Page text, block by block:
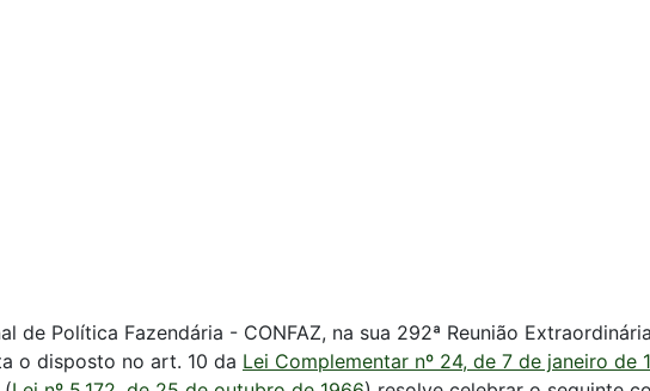
de Política Fazendária - CONFAZ, na sua 292ª Reunião
o disposto no art. 10 da Lei Complementar nº 24, de 7 de janeiro de